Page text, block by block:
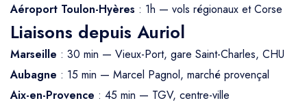
Aéroport Toulon-Hyères : 1h — vols régionaux et Corse
Liaisons depuis Auriol
Marseille : 30 min — Vieux-Port, gare Saint-Charles, CHU
Aubagne : 15 min — Marcel Pagnol, marché provençal
Aix-en-Provence : 45 min — TGV, centre-ville